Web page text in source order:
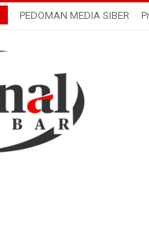
PEDOMAN MEDIA SIBER